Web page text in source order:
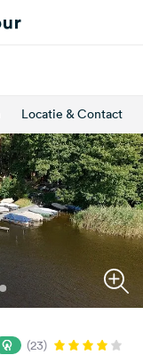
Locatie & Contact
(23)